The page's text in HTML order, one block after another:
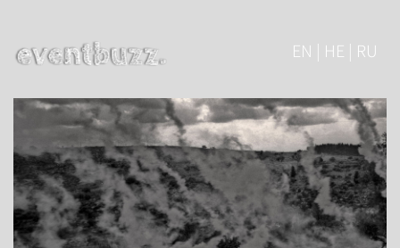
EN | HE | RU